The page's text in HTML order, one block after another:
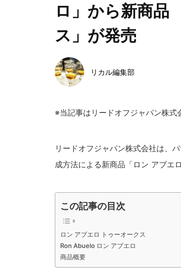
ロ」から新商品
ス」が発売
リカル編集部
※当記事はリードオフジャパン株式
リードオフジャパン株式会社は、
成方法による新商品「ロン アブエ
この記事の目次
ロン アブエロ トゥーオークス
Ron Abuelo ロン アブエロ
商品概要